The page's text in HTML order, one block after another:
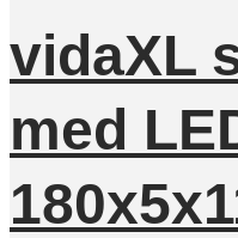
vidaXL
med